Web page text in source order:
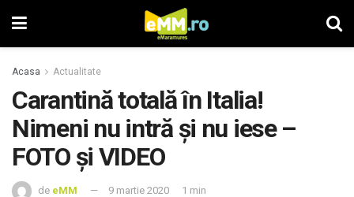
Acasa Actualitate
Carantină totală în Italia!
Nimeni nu intră și nu iese –
FOTO și VIDEO
de eMM 9 martie 2020 1 min